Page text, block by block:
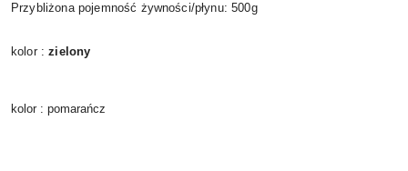
Przybliżona pojemność żywności/płynu: 500g
kolor :zielony
kolor : pomarańcz